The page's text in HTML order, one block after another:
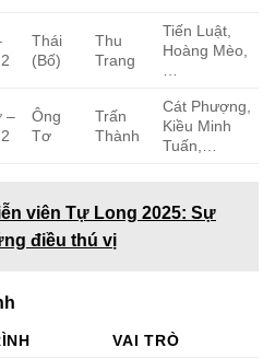
Thái
(Bố)
Thu
Trang
Tiến Luật,
Hoàng Mèo,
–
Ông
Tơ
Trấn
Thành
Cát Phượng,
Kiều Minh
Tuấn,…
viên Tự Long 2025: Sự
điều thú vị
VAI TRÒ